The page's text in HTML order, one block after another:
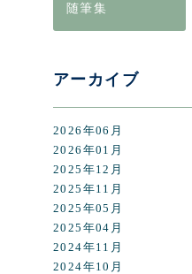
随筆集
アーカイブ
2026年06月
2026年01月
2025年12月
2025年11月
2025年05月
2025年04月
2024年11月
2024年10月